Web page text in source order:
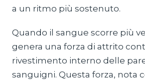
a un ritmo più sostenuto.
Quando il sangue scorre più
genera una forza di attrito
rivestimento interno delle
sanguigni. Questa forza, nota